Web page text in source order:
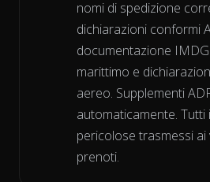
nomi di spedizione
dichiarazioni conformi
documentazione
marittimo e
aereo. Supplementi
automaticamente. Tutti
pericolose trasmessi
prenoti.